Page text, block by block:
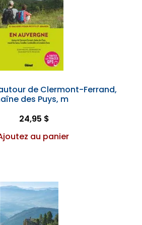
de Clermont-Ferrand,
des Puys, m
24,95 $
au panier